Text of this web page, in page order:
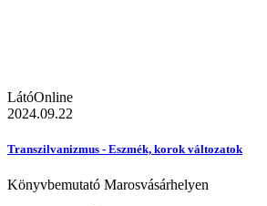
LátóOnline
2024.09.22
Transzilvanizmus - Eszmék, korok változatok
Könyvbemutató Marosvásárhelyen